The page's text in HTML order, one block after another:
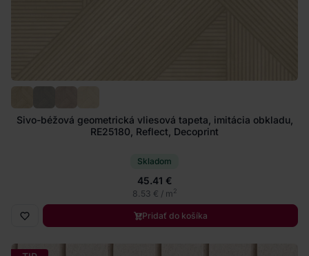
Sivo-béžová geometrická vliesová tapeta, imitácia obkladu,
RE25180, Reflect, Decoprint
Skladom
45.41 €
8.53 € / m2
Pridať do košíka